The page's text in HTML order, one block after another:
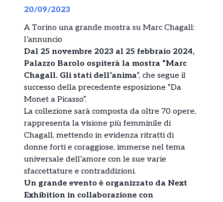
20/09/2023
A Torino una grande mostra su Marc Chagall:
l’annuncio
Dal 25 novembre 2023 al 25 febbraio 2024,
Palazzo Barolo ospiterà la mostra “Marc
Chagall. Gli stati dell’anima“, che segue il
successo della precedente esposizione “Da
Monet a Picasso”.
La collezione sarà composta da oltre 70 opere,
rappresenta la visione più femminile di
Chagall, mettendo in evidenza ritratti di
donne forti e coraggiose, immerse nel tema
universale dell’amore con le sue varie
sfaccettature e contraddizioni.
Un grande evento è organizzato da Next
Exhibition in collaborazione con